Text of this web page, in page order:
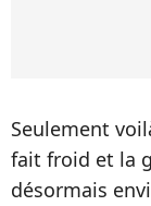
Seulement
fait froid et la
désormais